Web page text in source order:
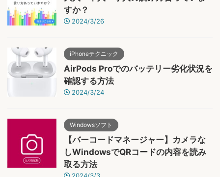
すか？
2024/3/26
iPhoneテクニック
AirPods Proでのバッテリー劣化状況を
確認する方法
2024/3/24
Windowsソフト
【バーコードマネージャー】カメラな
しWindowsでQRコードの内容を読み
取る方法